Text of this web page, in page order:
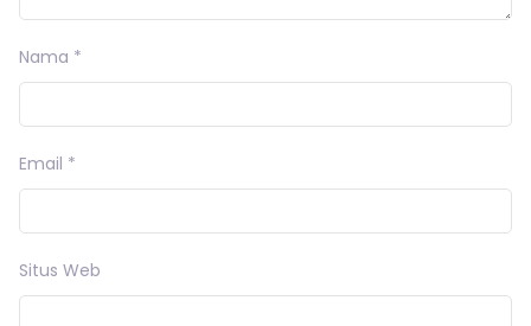
Nama *
Email *
Situs Web